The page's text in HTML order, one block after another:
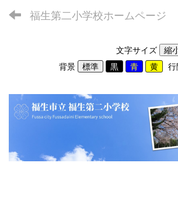
福生第二小学校ホームページ
文字サイズ
背景
行